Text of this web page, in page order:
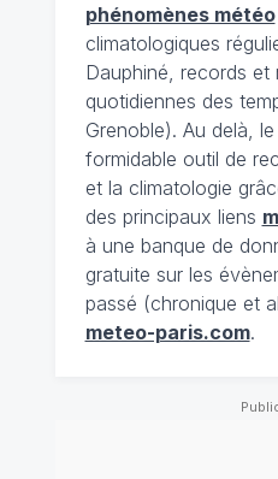
phénomènes météo
climatologiques
Dauphiné, records et
quotidiennes des
Grenoble). Au delà,
formidable outil de
et la climatologie
des principaux liens
à une banque de
gratuite sur les
passé (chronique et
meteo-paris.com.